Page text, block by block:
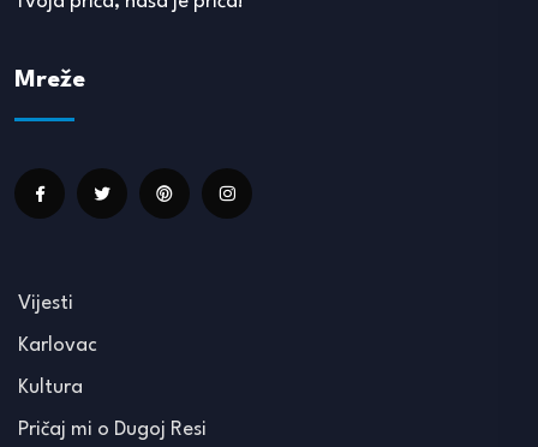
Mreže
Vijesti
Karlovac
Kultura
Pričaj mi o Dugoj Resi